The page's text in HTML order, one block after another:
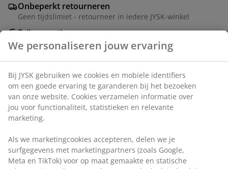
Onbeperkt retourneren
Geen tijdslimiet - retourneer in iedere JYSK-winkel
Prijsgarantie
30 dagen prijsgarantie op alle artikelen
Flexibele bezorgopties
Artikelnummer: 5700900
Specificaties